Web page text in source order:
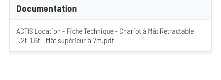
Documentation
ACTIS Location - Fiche Technique - Chariot à Mât Retractable
1.2t-1.6t - Mât supérieur à 7m.pdf